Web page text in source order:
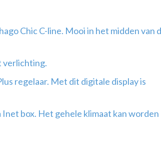
Chic C-line. Mooi in het midden van
verlichting.
regelaar. Met dit digitale display is
box. Het gehele klimaat kan worden